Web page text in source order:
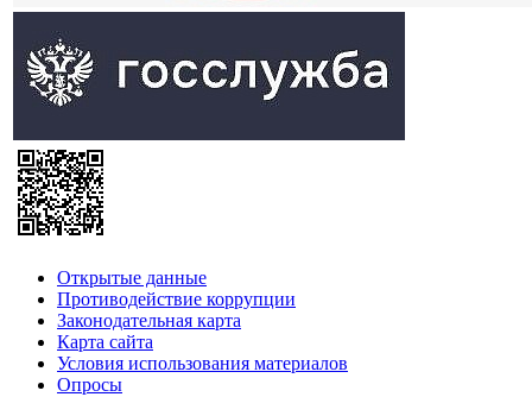
Открытые данные
Противодействие коррупции
Законодательная карта
Карта сайта
Условия использования материалов
Опросы